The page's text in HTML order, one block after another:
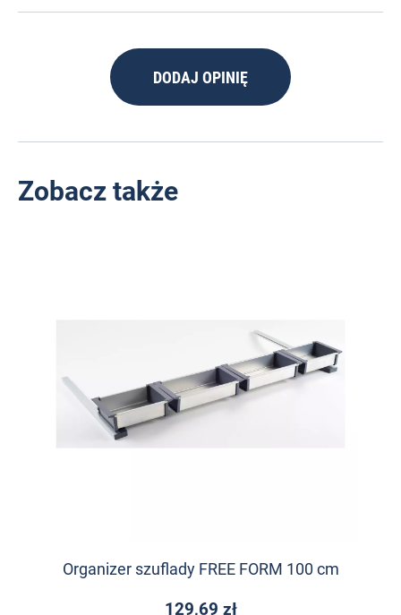
DODAJ OPINIĘ
Zobacz także
Organizer szuflady FREE FORM 100 cm
129,69 zł